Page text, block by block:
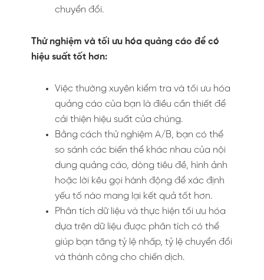
chuyển đổi.
Thử nghiệm và tối ưu hóa quảng cáo để có
hiệu suất tốt hơn:
Việc thường xuyên kiểm tra và tối ưu hóa
quảng cáo của bạn là điều cần thiết để
cải thiện hiệu suất của chúng.
Bằng cách thử nghiệm A/B, bạn có thể
so sánh các biến thể khác nhau của nội
dung quảng cáo, dòng tiêu đề, hình ảnh
hoặc lời kêu gọi hành động để xác định
yếu tố nào mang lại kết quả tốt hơn.
Phân tích dữ liệu và thực hiện tối ưu hóa
dựa trên dữ liệu được phân tích có thể
giúp bạn tăng tỷ lệ nhấp, tỷ lệ chuyển đổi
và thành công cho chiến dịch.